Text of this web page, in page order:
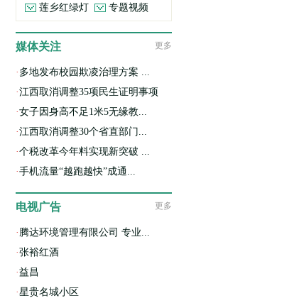
莲乡红绿灯 专题视频
更多
媒体关注
· 多地发布校园欺凌治理方案 ...
·江西取消调整35项民生证明事项
·女子因身高不足1米5无缘教...
·江西取消调整30个省直部门...
·个税改革今年料实现新突破 ...
·手机流量“越跑越快”成通...
更多
电视广告
· 腾达环境管理有限公司 专业...
·张裕红酒
·益昌
·星贵名城小区